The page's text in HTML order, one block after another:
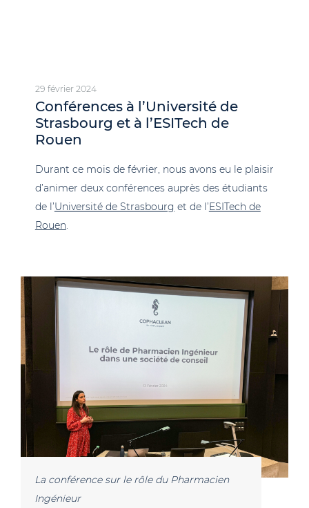
29 février 2024
Conférences à l’Université de
Strasbourg et à l’ESITech de
Rouen
Durant ce mois de février, nous avons eu le plaisir
d’animer deux conférences auprès des étudiants
de l’Université de Strasbourg et de l’ESITech de
Rouen.
La conférence sur le rôle du Pharmacien
Ingénieur